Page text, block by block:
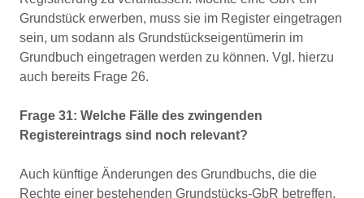
Grundstück erwerben, muss sie im Register eingetragen
sein, um sodann als Grundstückseigentümerin im
Grundbuch eingetragen werden zu können. Vgl. hierzu
auch bereits Frage 26.
Frage 31: Welche Fälle des zwingenden
Registereintrags sind noch relevant?
Auch künftige Änderungen des Grundbuchs, die die
Rechte einer bestehenden Grundstücks-GbR betreffen,